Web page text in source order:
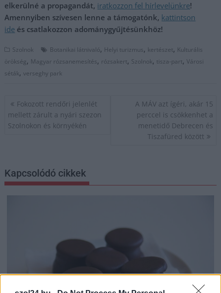
elkerülné a propagandát, iratkozzon fel hírlevelünkre!
Amennyiben szívesen lenne a támogatónk, kattintson
ide és csatlakozzon adománygyűjtésünkhöz!
Szolnok Botanikai látnivaló, Helyi turizmus, kertészet, Kulturális
örökség, Magyar rózsanemesítés, rózsakert, Szolnok, tisza-part,Városi
séták,verseghy park
Bejegyzés
navigáció
Fokozott rendőri jelenlét
mellett zárult a nyári szezon
Szolnokon és környékén
A MÁV azt ígéri, akár 15
perccel is csökkenhet a
menetidő Debrecen és
Tiszafüred között
Kapcsolódó cikkek